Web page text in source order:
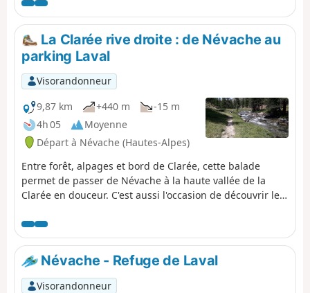
La Clarée rive droite : de Névache au
parking Laval
Visorandonneur
9,87 km
+440 m
-15 m
4h 05
Moyenne
Départ à Névache (Hautes-Alpes)
Entre forêt, alpages et bord de Clarée, cette balade
permet de passer de Névache à la haute vallée de la
Clarée en douceur. C'est aussi l'occasion de découvrir les
long de la vallée. Au passage, n'oubliez pas d'admirer la
jolie cascade de Fontcouverte ! Attention, si vous faites
cette randonnée en dehors de la période de
fonctionnement des navettes (renseignements à l'OT), il
faudra revenir au départ à pied, par le même chemin !
Névache - Refuge de Laval
Visorandonneur